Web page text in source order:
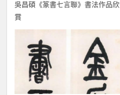
吳昌碩《篆書七言聯》書法作品欣
賞